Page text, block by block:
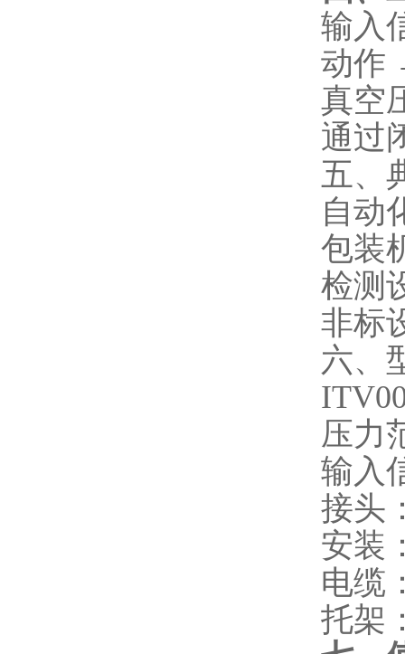
输入
动作
真空
通过
五、
自动
包装
检测
非标
六、
压力
输入
接头
安装
电缆
托架